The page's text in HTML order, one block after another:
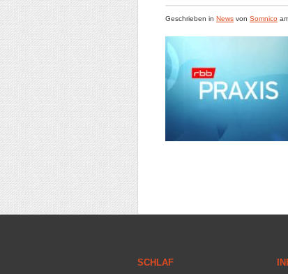
Geschrieben in News von Somnico
SCHLAF